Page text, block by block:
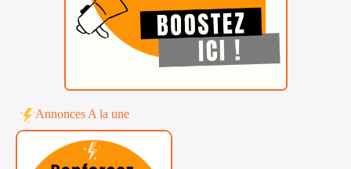
Annonces A la une